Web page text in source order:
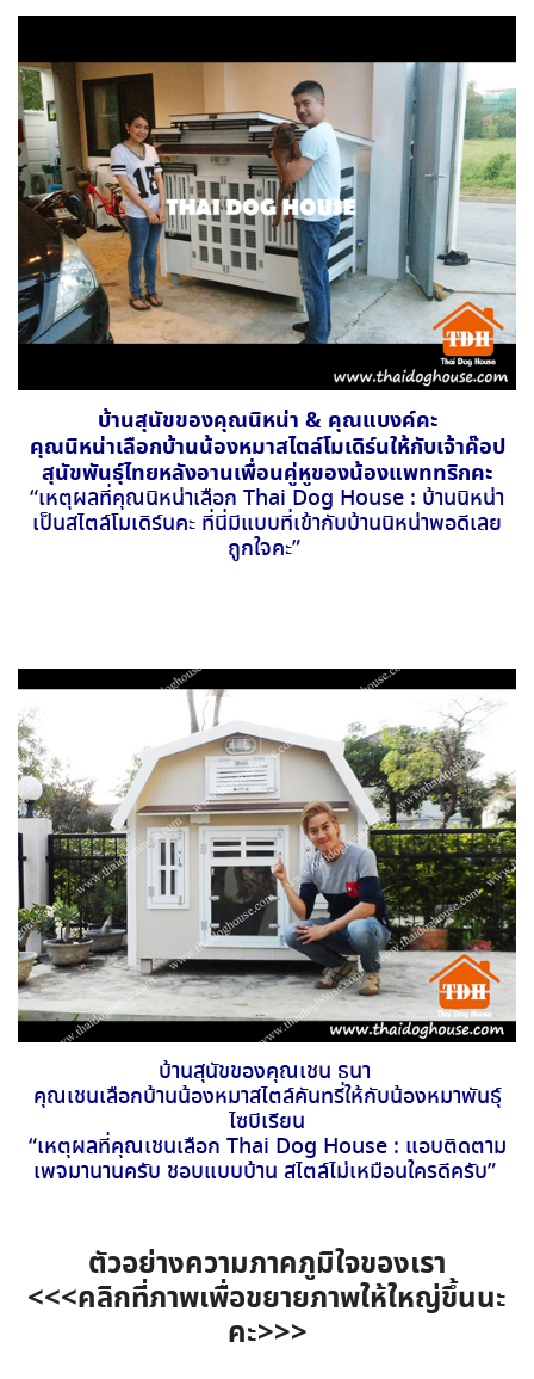
บ้านสุนัขของคุณนิหน่า & คุณแบงค์คะ
คุณนิหน่าเลือกบ้านน้องหมาสไตล์โมเดิร์นให้กับเจ้าค๊อป
สุนัขพันธุ์ไทยหลังอานเพื่อนคู่หูของน้องแพททริกคะ
“เหตุผลที่คุณนิหน่าเลือก Thai Dog House : บ้านนิหน่า
เป็นสไตล์โมเดิร์นคะ ที่นี่มีแบบที่เข้ากับบ้านนิหน่าพอดีเลย
ถูกใจคะ”
บ้านสุนัขของคุณเชน ธนา
คุณเชนเลือกบ้านน้องหมาสไตล์คันทรี่ให้กับน้องหมาพันธุ์
ไซบีเรียน
“เหตุผลที่คุณเชนเลือก Thai Dog House : แอบติดตาม
เพจมานานครับ ชอบแบบบ้าน สไตล์ไม่เหมือนใครดีครับ”
ตัวอย่างความภาคภูมิใจของเรา
<<<คลิกที่ภาพเพื่อขยายภาพให้ใหญ่ขึ้นนะ
คะ>>>